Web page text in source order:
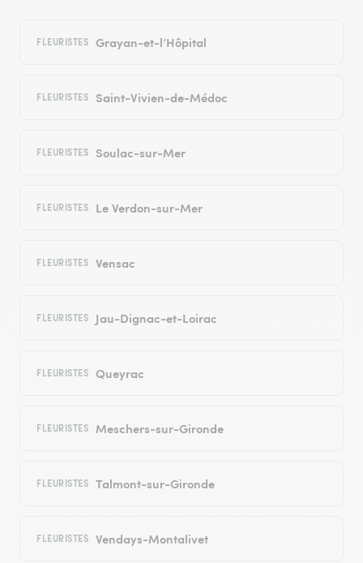
FLEURISTES Grayan-et-l’Hôpital
FLEURISTES Saint-Vivien-de-Médoc
FLEURISTES Soulac-sur-Mer
FLEURISTES Le Verdon-sur-Mer
FLEURISTES Vensac
FLEURISTES Jau-Dignac-et-Loirac
FLEURISTES Queyrac
FLEURISTES Meschers-sur-Gironde
FLEURISTES Talmont-sur-Gironde
FLEURISTES Vendays-Montalivet